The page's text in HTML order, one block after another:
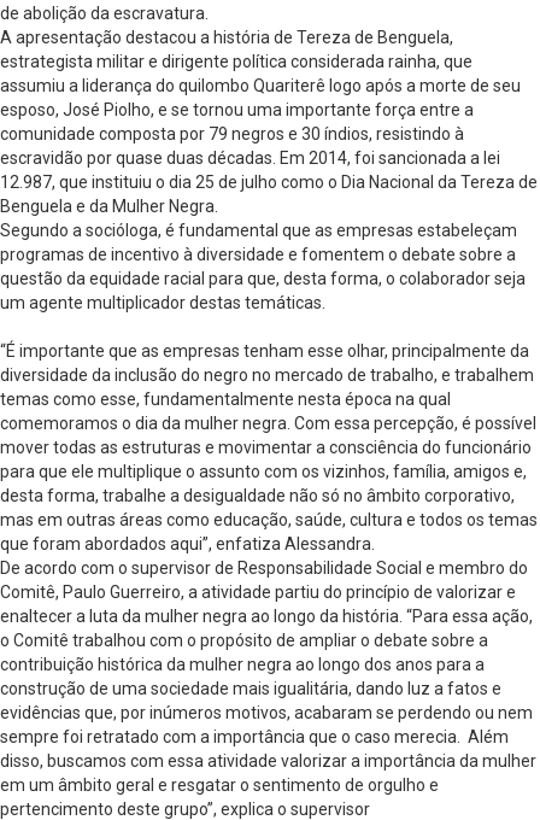
de abolição da escravatura.
A apresentação destacou a história de Tereza de Benguela,
estrategista militar e dirigente política considerada rainha, que
assumiu a liderança do quilombo Quariterê logo após a morte de seu
esposo, José Piolho, e se tornou uma importante força entre a
comunidade composta por 79 negros e 30 índios, resistindo à
escravidão por quase duas décadas. Em 2014, foi sancionada a lei
12.987, que instituiu o dia 25 de julho como o Dia Nacional da Tereza de
Benguela e da Mulher Negra.
Segundo a socióloga, é fundamental que as empresas estabeleçam
programas de incentivo à diversidade e fomentem o debate sobre a
questão da equidade racial para que, desta forma, o colaborador seja
um agente multiplicador destas temáticas.
“É importante que as empresas tenham esse olhar, principalmente da
diversidade da inclusão do negro no mercado de trabalho, e trabalhem
temas como esse, fundamentalmente nesta época na qual
comemoramos o dia da mulher negra. Com essa percepção, é possível
mover todas as estruturas e movimentar a consciência do funcionário
para que ele multiplique o assunto com os vizinhos, família, amigos e,
desta forma, trabalhe a desigualdade não só no âmbito corporativo,
mas em outras áreas como educação, saúde, cultura e todos os temas
que foram abordados aqui”, enfatiza Alessandra.
De acordo com o supervisor de Responsabilidade Social e membro do
Comitê, Paulo Guerreiro, a atividade partiu do princípio de valorizar e
enaltecer a luta da mulher negra ao longo da história. “Para essa ação,
o Comitê trabalhou com o propósito de ampliar o debate sobre a
contribuição histórica da mulher negra ao longo dos anos para a
construção de uma sociedade mais igualitária, dando luz a fatos e
evidências que, por inúmeros motivos, acabaram se perdendo ou nem
sempre foi retratado com a importância que o caso merecia. Além
disso, buscamos com essa atividade valorizar a importância da mulher
em um âmbito geral e resgatar o sentimento de orgulho e
pertencimento deste grupo”, explica o supervisor